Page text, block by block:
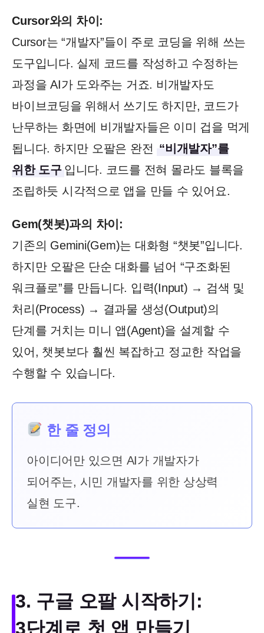
Cursor와의 차이:
Cursor는 “개발자”들이 주로 코딩을 위해 쓰는
도구입니다. 실제 코드를 작성하고 수정하는
과정을 AI가 도와주는 거죠. 비개발자도
바이브코딩을 위해서 쓰기도 하지만, 코드가
난무하는 화면에 비개발자들은 이미 겁을 먹게
됩니다. 하지만 오팔은 완전 “비개발자”를
위한 도구 입니다. 코드를 전혀 몰라도 블록을
조립하듯 시각적으로 앱을 만들 수 있어요.
Gem(챗봇)과의 차이:
기존의 Gemini(Gem)는 대화형 “챗봇”입니다.
하지만 오팔은 단순 대화를 넘어 “구조화된
워크플로”를 만듭니다. 입력(Input) → 검색 및
처리(Process) → 결과물 생성(Output)의
단계를 거치는 미니 앱(Agent)을 설계할 수
있어, 챗봇보다 훨씬 복잡하고 정교한 작업을
수행할 수 있습니다.
한 줄 정의
아이디어만 있으면 AI가 개발자가
되어주는, 시민 개발자를 위한 상상력
실현 도구.
3. 구글 오팔 시작하기:
3단계로 첫 앱 만들기